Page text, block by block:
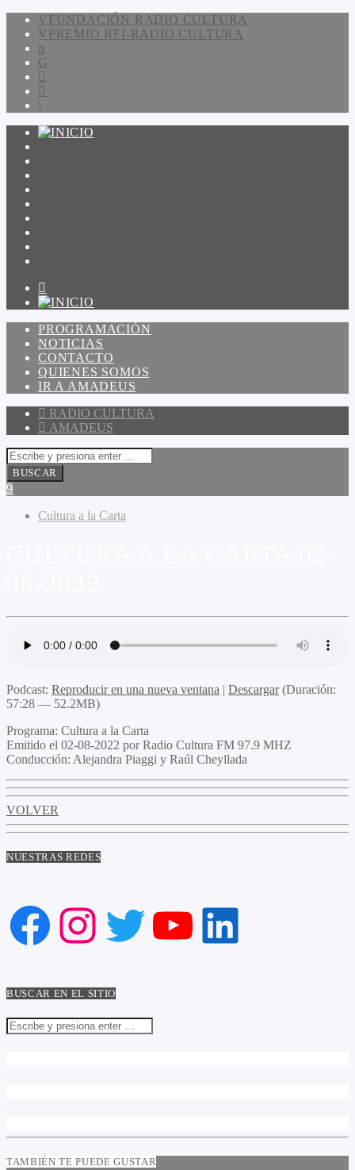
FUNDACIÓN RADIO CULTURA
PREMIO RFI-RADIO CULTURA
PROGRAMACIÓN
NOTICIAS
CONTACTO
QUIENES SOMOS
IR A AMADEUS
RADIO CULTURA
AMADEUS
Cultura a la Carta
Podcast: Reproducir en una nueva ventana | Descargar(Duración:
57:28 — 52.2MB)
Programa: Cultura a la Carta
Emitido el 02-08-2022 por Radio Cultura FM 97.9 MHZ
Conducción: Alejandra Piaggi y Raúl Cheyllada
VOLVER
NUESTRAS REDES
Facebook
Instagram
Twitter
YouTube
LinkedIn
BUSCAR EN EL SITIO
TAMBIÉN TE PUEDE GUSTAR